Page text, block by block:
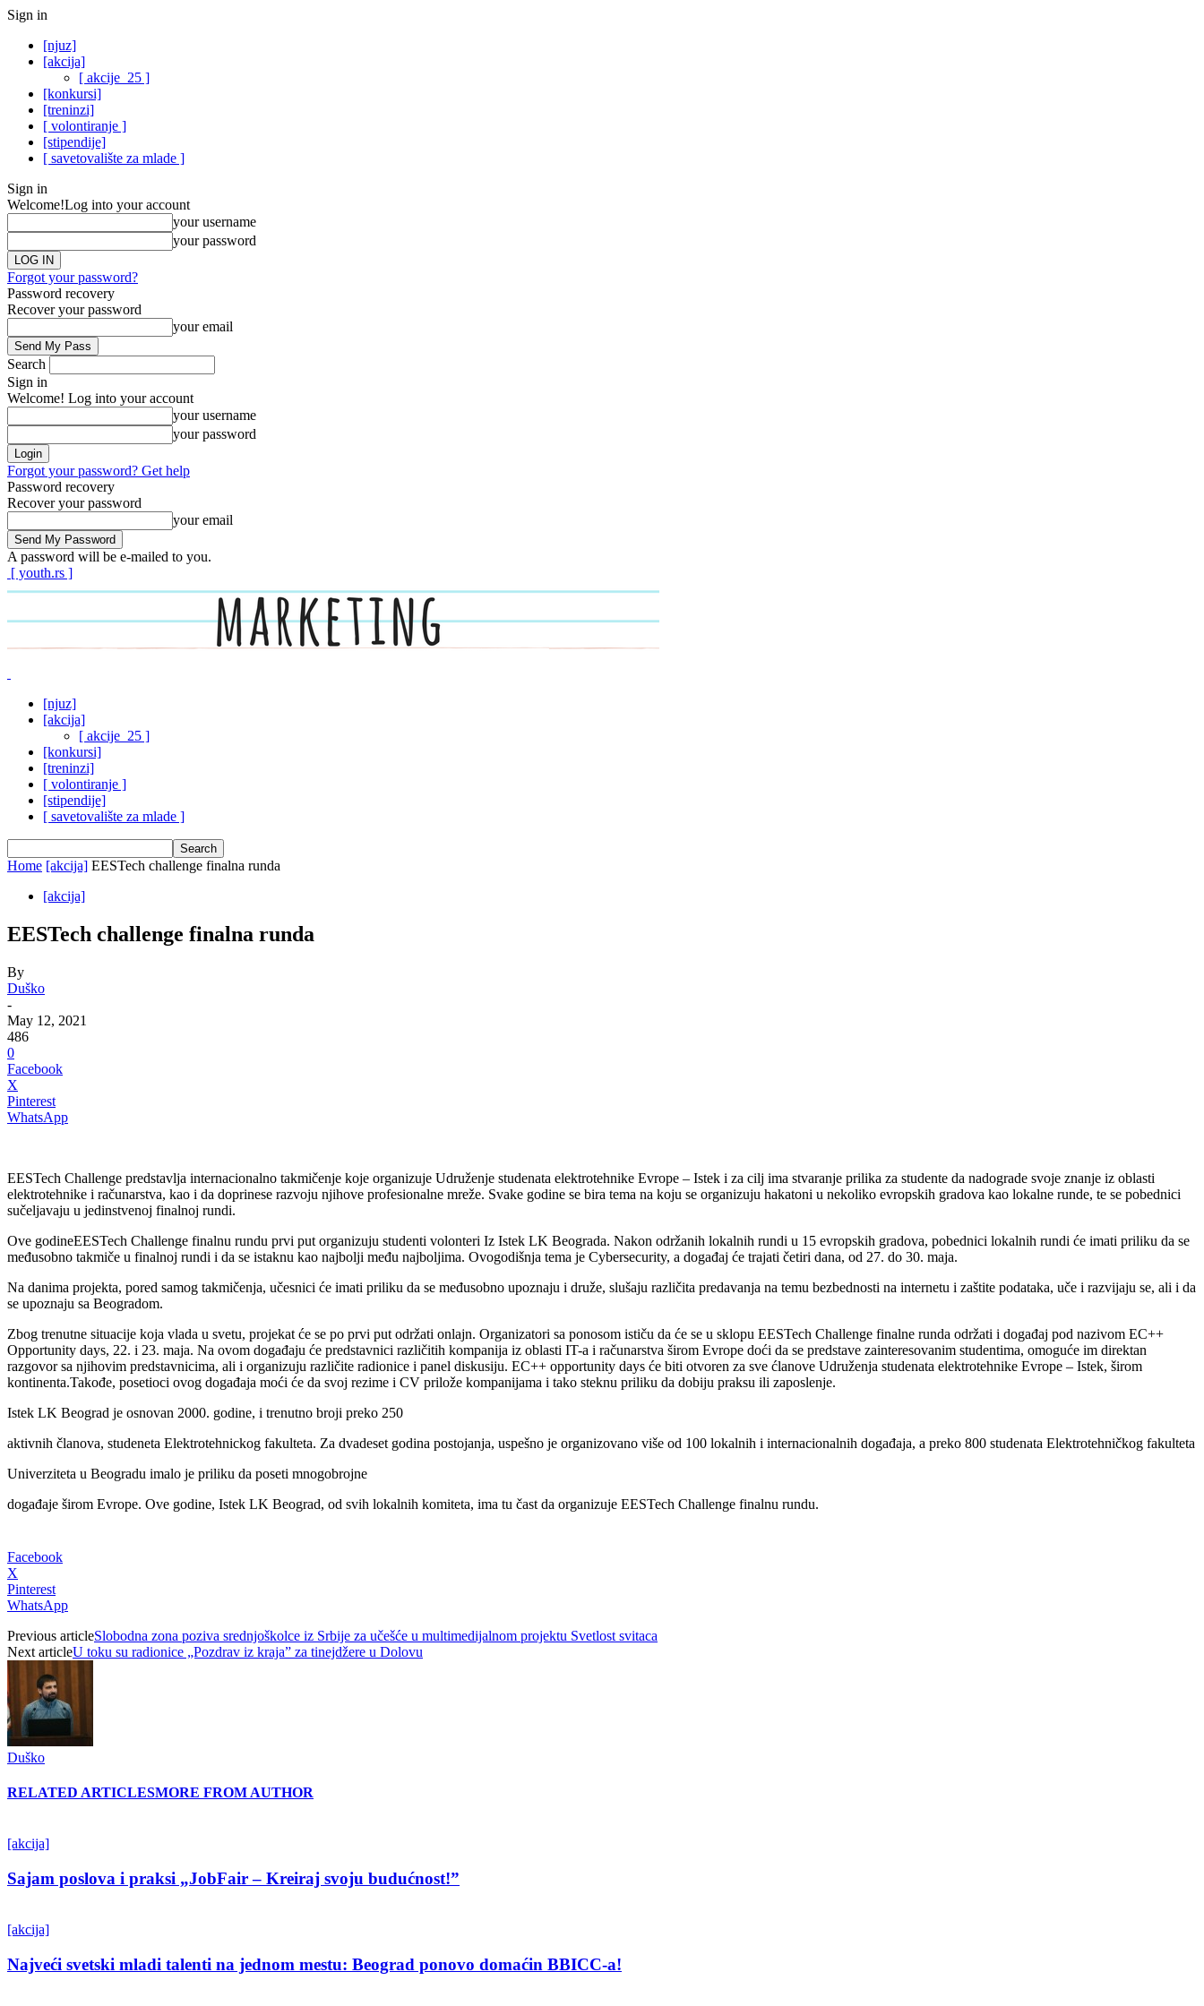
Sign in
[njuz]
[akcija]
[ akcije_25 ]
[konkursi]
[treninzi]
[ volontiranje ]
[stipendije]
[ savetovalište za mlade ]
Sign in
Welcome!Log into your account
your username
your password
Forgot your password?
Password recovery
Recover your password
your email
Search
Sign in
Welcome! Log into your account
your username
your password
Forgot your password? Get help
Password recovery
Recover your password
your email
A password will be e-mailed to you.
[ youth.rs ]
[njuz]
[akcija]
[ akcije_25 ]
[konkursi]
[treninzi]
[ volontiranje ]
[stipendije]
[ savetovalište za mlade ]
Home [akcija] EESTech challenge finalna runda
[akcija]
EESTech challenge finalna runda
By
Duško
-
May 12, 2021
486
0
Facebook
X
Pinterest
WhatsApp
EESTech Challenge predstavlja internacionalno takmičenje koje organizuje Udruženje studenata elektrotehnike Evrope – Istek i za cilj ima stvaranje prilika za studente da nadograde svoje znanje iz oblasti
elektrotehnike i računarstva, kao i da doprinese razvoju njihove profesionalne mreže. Svake godine se bira tema na koju se organizuju hakatoni u nekoliko evropskih gradova kao lokalne runde, te se pobednici
sučeljavaju u jedinstvenoj finalnoj rundi.
Ove godineEESTech Challenge finalnu rundu prvi put organizuju studenti volonteri Iz Istek LK Beograda. Nakon održanih lokalnih rundi u 15 evropskih gradova, pobednici lokalnih rundi će imati priliku da se
međusobno takmiče u finalnoj rundi i da se istaknu kao najbolji među najboljima. Ovogodišnja tema je Cybersecurity, a događaj će trajati četiri dana, od 27. do 30. maja.
Na danima projekta, pored samog takmičenja, učesnici će imati priliku da se međusobno upoznaju i druže, slušaju različita predavanja na temu bezbednosti na internetu i zaštite podataka, uče i razvijaju se, ali i da
se upoznaju sa Beogradom.
Zbog trenutne situacije koja vlada u svetu, projekat će se po prvi put održati onlajn. Organizatori sa ponosom ističu da će se u sklopu EESTech Challenge finalne runda održati i događaj pod nazivom EC++
Opportunity days, 22. i 23. maja. Na ovom događaju će predstavnici različitih kompanija iz oblasti IT-a i računarstva širom Evrope doći da se predstave zainteresovanim studentima, omoguće im direktan
razgovor sa njihovim predstavnicima, ali i organizuju različite radionice i panel diskusiju. EC++ opportunity days će biti otvoren za sve ćlanove Udruženja studenata elektrotehnike Evrope – Istek, širom
kontinenta.Takođe, posetioci ovog događaja moći će da svoj rezime i CV prilože kompanijama i tako steknu priliku da dobiju praksu ili zaposlenje.
Istek LK Beograd je osnovan 2000. godine, i trenutno broji preko 250
aktivnih članova, studeneta Elektrotehnickog fakulteta. Za dvadeset godina postojanja, uspešno je organizovano više od 100 lokalnih i internacionalnih događaja, a preko 800 studenata Elektrotehničkog fakulteta
Univerziteta u Beogradu imalo je priliku da poseti mnogobrojne
događaje širom Evrope. Ove godine, Istek LK Beograd, od svih lokalnih komiteta, ima tu čast da organizuje EESTech Challenge finalnu rundu.
Facebook
X
Pinterest
WhatsApp
Previous articleSlobodna zona poziva srednjoškolce iz Srbije za učešće u multimedijalnom projektu Svetlost svitaca
Next articleU toku su radionice „Pozdrav iz kraja” za tinejdžere u Dolovu
Duško
RELATED ARTICLESMORE FROM AUTHOR
[akcija]
Sajam poslova i praksi „JobFair – Kreiraj svoju budućnost!”
[akcija]
Najveći svetski mladi talenti na jednom mestu: Beograd ponovo domaćin BBICC-a!